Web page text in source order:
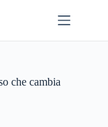
che cambia